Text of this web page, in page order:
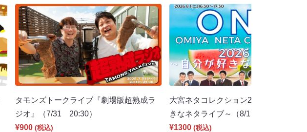
タモンズトークライブ『劇場版超熟成ラ
ジオ』（7/31 20:30）
¥900 (税込)
大宮ネタコレクション2026夏～自分が
きなネタライブ～（8/1 16:30）
¥1300 (税込)